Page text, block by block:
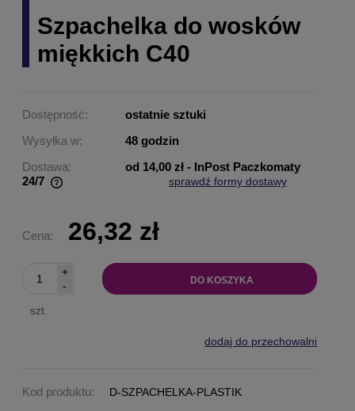
Szpachelka do wosków
miękkich C40
Dostępność:
ostatnie sztuki
Wysyłka w:
48 godzin
Dostawa:
od 14,00 zł - InPost Paczkomaty
24/7
sprawdź formy dostawy
Cena: 26,32 zł
-
+
szt.
DO KOSZYKA
dodaj do przechowalni
Kod produktu: D-SZPACHELKA-PLASTIK